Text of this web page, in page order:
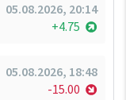
05.08.2026, 20:14
+4.75
05.08.2026, 18:48
-15.00